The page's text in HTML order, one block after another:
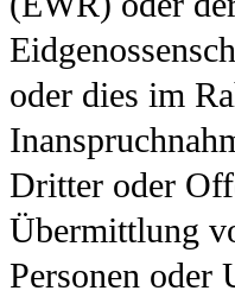
oder dies im
Dritter oder
Übermittlung
Personen oder